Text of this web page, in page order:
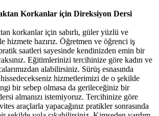
Korkanlar için Direksiyon Dersi
korkanlar için sabırlı, güler yüzlü ve
hizmete hazırız. Öğretmen ve öğrenci iş
saatleri sayesinde kendinizden emin bir
Eğitimlerinizi tercihinize göre kadın ve
alabilirsiniz. Sürüş esnasında
hizmetlerimizi de o şekilde
bir sebep olmasa da gerileceğiniz bir
almanızı istemiyoruz. Tercihinize göre
araçlarla yapacağınız pratikler sonrasında